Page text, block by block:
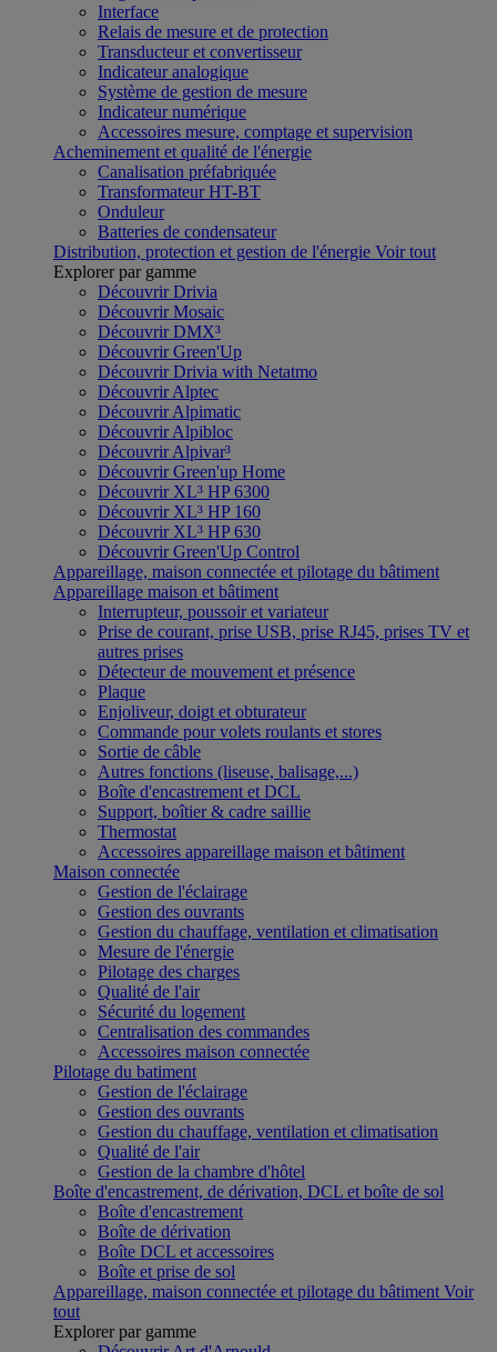
Interface
Relais de mesure et de protection
Transducteur et convertisseur
Indicateur analogique
Système de gestion de mesure
Indicateur numérique
Accessoires mesure, comptage et supervision
Acheminement et qualité de l'énergie
Canalisation préfabriquée
Transformateur HT-BT
Onduleur
Batteries de condensateur
Distribution, protection et gestion de l'énergie Voir tout
Explorer par gamme
Découvrir Drivia
Découvrir Mosaic
Découvrir DMX³
Découvrir Green'Up
Découvrir Drivia with Netatmo
Découvrir Alptec
Découvrir Alpimatic
Découvrir Alpibloc
Découvrir Alpivar³
Découvrir Green'up Home
Découvrir XL³ HP 6300
Découvrir XL³ HP 160
Découvrir XL³ HP 630
Découvrir Green'Up Control
Appareillage, maison connectée et pilotage du bâtiment
Appareillage maison et bâtiment
Interrupteur, poussoir et variateur
Prise de courant, prise USB, prise RJ45, prises TV et
autres prises
Détecteur de mouvement et présence
Plaque
Enjoliveur, doigt et obturateur
Commande pour volets roulants et stores
Sortie de câble
Autres fonctions (liseuse, balisage,...)
Boîte d'encastrement et DCL
Support, boîtier & cadre saillie
Thermostat
Accessoires appareillage maison et bâtiment
Maison connectée
Gestion de l'éclairage
Gestion des ouvrants
Gestion du chauffage, ventilation et climatisation
Mesure de l'énergie
Pilotage des charges
Qualité de l'air
Sécurité du logement
Centralisation des commandes
Accessoires maison connectée
Pilotage du batiment
Gestion de l'éclairage
Gestion des ouvrants
Gestion du chauffage, ventilation et climatisation
Qualité de l'air
Gestion de la chambre d'hôtel
Boîte d'encastrement, de dérivation, DCL et boîte de sol
Boîte d'encastrement
Boîte de dérivation
Boîte DCL et accessoires
Boîte et prise de sol
Appareillage, maison connectée et pilotage du bâtiment Voir
tout
Explorer par gamme